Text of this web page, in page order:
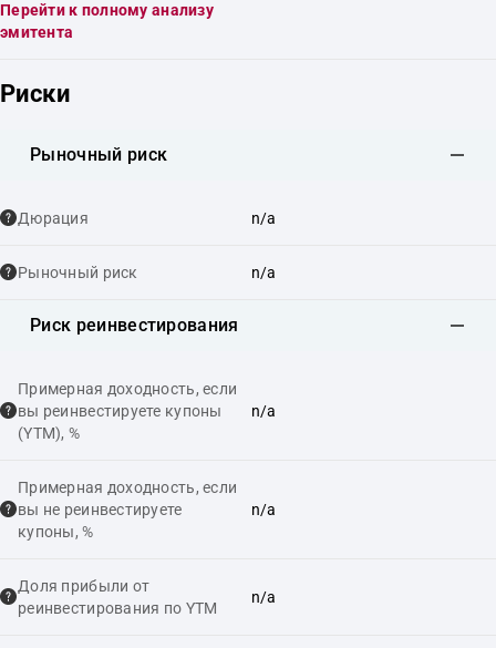
Перейти к полному анализу
эмитента
Риски
Рыночный риск
Дюрация n/a
Рыночный риск n/a
Риск реинвестирования
Примерная доходность, если
вы реинвестируете купоны
(YTM), %
n/a
Примерная доходность, если
вы не реинвестируете
купоны, %
n/a
Доля прибыли от
реинвестирования по YTM
n/a